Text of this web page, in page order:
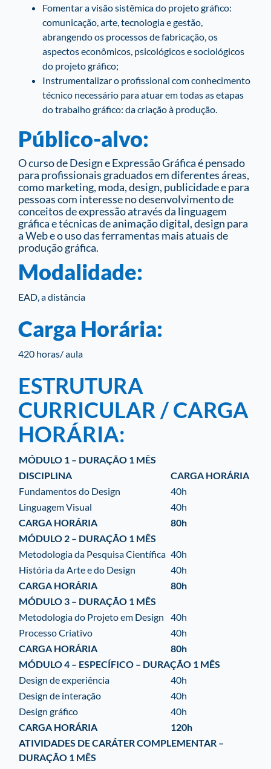
Fomentar a visão sistêmica do projeto gráfico:
comunicação, arte, tecnologia e gestão,
abrangendo os processos de fabricação, os
aspectos econômicos, psicológicos e sociológicos
do projeto gráfico;
Instrumentalizar o profissional com conhecimento
técnico necessário para atuar em todas as etapas
do trabalho gráfico: da criação à produção.
Público-alvo:
O curso de Design e Expressão Gráfica é pensado
para profissionais graduados em diferentes áreas,
como marketing, moda, design, publicidade e para
pessoas com interesse no desenvolvimento de
conceitos de expressão através da linguagem
gráfica e técnicas de animação digital, design para
a Web e o uso das ferramentas mais atuais de
produção gráfica.
Modalidade:
EAD, a distância
Carga Horária:
420 horas/ aula
ESTRUTURA
CURRICULAR / CARGA
HORÁRIA:
MÓDULO 1 – DURAÇÃO 1 MÊS
DISCIPLINA
CARGA HORÁRIA
Fundamentos do Design
40h
Linguagem Visual
40h
CARGA HORÁRIA
80h
MÓDULO 2 – DURAÇÃO 1 MÊS
Metodologia da Pesquisa Científica 40h
História da Arte e do Design
40h
CARGA HORÁRIA
80h
MÓDULO 3 – DURAÇÃO 1 MÊS
Metodologia do Projeto em Design
40h
Processo Criativo
40h
CARGA HORÁRIA
80h
MÓDULO 4 – ESPECÍFICO – DURAÇÃO 1 MÊS
Design de experiência
40h
Design de interação
40h
Design gráfico
40h
CARGA HORÁRIA
120h
ATIVIDADES DE CARÁTER COMPLEMENTAR –
DURAÇÃO 1 MÊS